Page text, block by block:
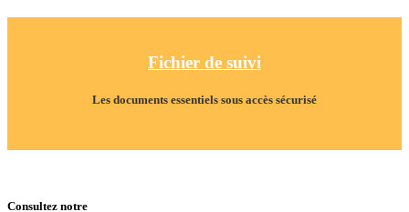
Fichier de suivi
Les documents essentiels sous accès sécurisé
Consultez notre